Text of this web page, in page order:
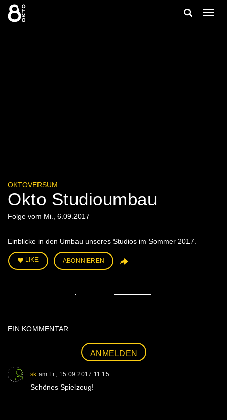
Zum
Inhalt
springen
Suche
OKTOVERSUM
Okto Studioumbau
Folge vom Mi., 6.09.2017
Einblicke in den Umbau unseres Studios im Sommer 2017.
LIKE ABONNIEREN
EIN KOMMENTAR
ANMELDEN
sk am Fr., 15.09.2017 11:15
Schönes Spielzeug!